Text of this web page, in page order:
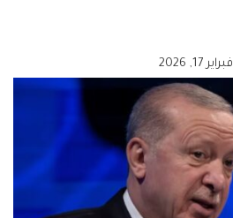
فبراير 17, 2026